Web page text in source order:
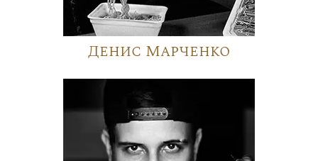
Денис Марченко